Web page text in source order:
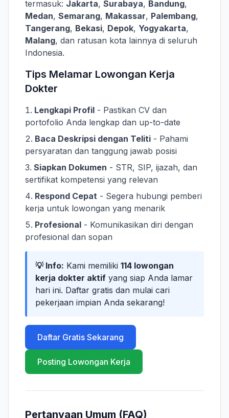
termasuk: Jakarta, Surabaya, Bandung,
Medan, Semarang, Makassar, Palembang,
Tangerang, Bekasi, Depok, Yogyakarta,
Malang, dan ratusan kota lainnya di seluruh
Indonesia.
Tips Melamar Lowongan Kerja
Dokter
Lengkapi Profil - Pastikan CV dan
portofolio Anda lengkap dan up-to-date
Baca Deskripsi dengan Teliti - Pahami
persyaratan dan tanggung jawab posisi
Siapkan Dokumen - STR, SIP, ijazah, dan
sertifikat kompetensi yang relevan
Respond Cepat - Segera hubungi pemberi
kerja untuk lowongan yang menarik
Profesional - Komunikasikan diri dengan
profesional dan sopan
💡 Info: Kami memiliki 114 lowongan
kerja dokter aktif yang siap Anda lamar
hari ini. Daftar gratis dan mulai cari
pekerjaan impian Anda sekarang!
Daftar Gratis Sekarang
Posting Lowongan Kerja
Pertanyaan Umum (FAQ)